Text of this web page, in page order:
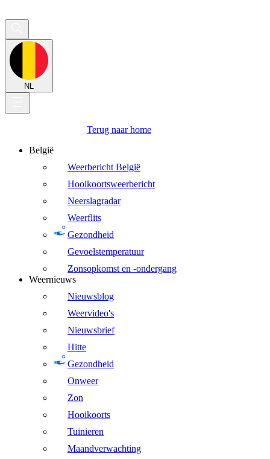
NL
Terug naar home
België
Weerbericht België
Hooikoortsweerbericht
Neerslagradar
Weerflits
Gezondheid
Gevoelstemperatuur
Zonsopkomst en -ondergang
Weernieuws
Nieuwsblog
Weervideo's
Nieuwsbrief
Hitte
Gezondheid
Onweer
Zon
Hooikoorts
Tuinieren
Maandverwachting